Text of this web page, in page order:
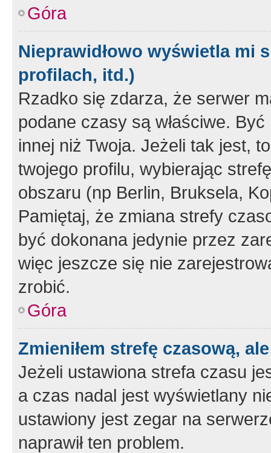
Góra
Nieprawidłowo wyświetla mi
profilach, itd.)
Rzadko się zdarza, że serwer
podane czasy są właściwe.
innej niż Twoja. Jeżeli tak jest,
twojego profilu, wybierając
obszaru (np Berlin, Bruksela,
Pamiętaj, że zmiana strefy
być dokonana jedynie przez
więc jeszcze się nie
zrobić.
Góra
Zmieniłem strefę czasową,
Jeżeli ustawiona strefa czasu
a czas nadal jest wyświetlany
ustawiony jest zegar na
naprawił ten problem.